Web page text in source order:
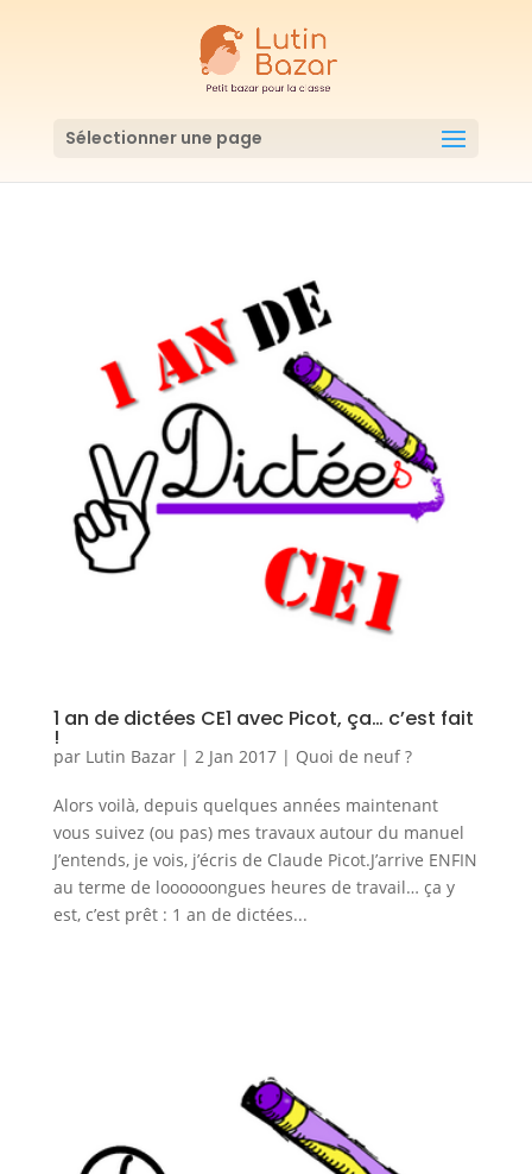
Sélectionner une page
1 an de dictées CE1 avec Picot, ça… c’est fait
!
par Lutin Bazar| 2 Jan 2017| Quoi de neuf ?
Alors voilà, depuis quelques années maintenant
vous suivez (ou pas) mes travaux autour du manuel
J’entends, je vois, j’écris de Claude Picot.J’arrive ENFIN
au terme de loooooongues heures de travail… ça y
est, c’est prêt : 1 an de dictées...